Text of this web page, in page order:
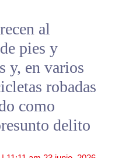
al
pies y
y, en varios
robadas
como
delito